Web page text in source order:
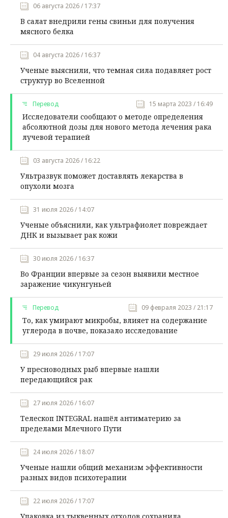
06 августа 2026 / 17:37
В салат внедрили гены свиньи для получения
мясного белка
04 августа 2026 / 16:37
Ученые выяснили, что темная сила подавляет рост
структур во Вселенной
Перевод 15 марта 2023 / 16:49
Исследователи сообщают о методе определения
абсолютной дозы для нового метода лечения рака
лучевой терапией
03 августа 2026 / 16:22
Ультразвук поможет доставлять лекарства в
опухоли мозга
31 июля 2026 / 14:07
Ученые объяснили, как ультрафиолет повреждает
ДНК и вызывает рак кожи
30 июля 2026 / 16:37
Во Франции впервые за сезон выявили местное
заражение чикунгуньей
Перевод 09 февраля 2023 / 21:17
То, как умирают микробы, влияет на содержание
углерода в почве, показало исследование
29 июля 2026 / 17:07
У пресноводных рыб впервые нашли
передающийся рак
27 июля 2026 / 16:07
Телескоп INTEGRAL нашёл антиматерию за
пределами Млечного Пути
24 июля 2026 / 18:07
Ученые нашли общий механизм эффективности
разных видов психотерапии
22 июля 2026 / 17:07